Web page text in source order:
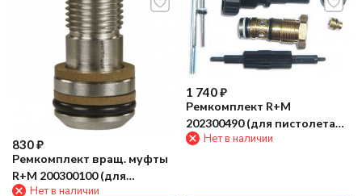
830₽
Ремкомплект вращ. муфты
R+M 200300100 (для
пистолета)
Нет в наличии
1 740₽
Ремкомплект R+M
202300490 (для пистолета
ST-2300)
Нет в наличии